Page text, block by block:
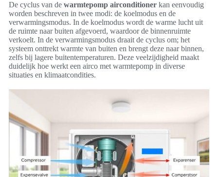
De cyclus van de warmtepomp airconditioner kan eenvoudig
worden beschreven in twee modi: de koelmodus en de
verwarmingsmodus. In de koelmodus wordt de warme lucht uit
de ruimte naar buiten afgevoerd, waardoor de binnenruimte
verkoelt. In de verwarmingsmodus draait de cyclus om; het
systeem onttrekt warmte van buiten en brengt deze naar binnen,
zelfs bij lagere buitentemperaturen. Deze veelzijdigheid maakt
duidelijk hoe werkt een airco met warmtepomp in diverse
situaties en klimaatcondities.